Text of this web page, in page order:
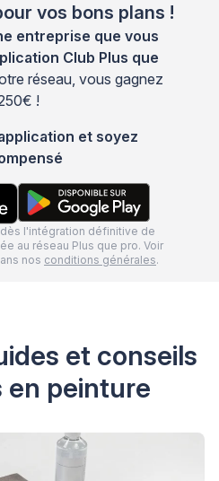
vos bons plans !
entreprise que vous
Club Plus que
réseau, vous gagnez
!
et soyez
l'intégration définitive de
au réseau Plus que pro. Voir
nos conditions générales.
et conseils
en peinture